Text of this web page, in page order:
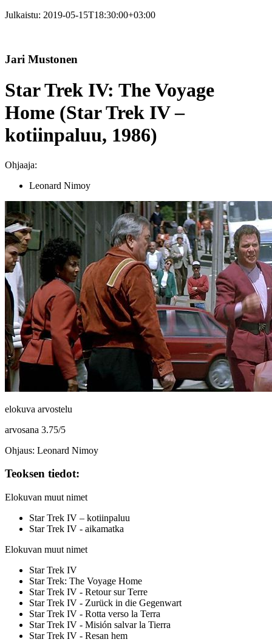
Julkaistu: 2019-05-15T18:30:00+03:00
Jari Mustonen
Star Trek IV: The Voyage
Home (Star Trek IV –
kotiinpaluu, 1986)
Ohjaaja:
Leonard Nimoy
elokuva arvostelu
arvosana 3.75/5
Ohjaus: Leonard Nimoy
Teoksen tiedot:
Elokuvan muut nimet
Star Trek IV – kotiinpaluu
Star Trek IV - aikamatka
Elokuvan muut nimet
Star Trek IV
Star Trek: The Voyage Home
Star Trek IV - Retour sur Terre
Star Trek IV - Zurück in die Gegenwart
Star Trek IV - Rotta verso la Terra
Star Trek IV - Misión salvar la Tierra
Star Trek IV - Resan hem